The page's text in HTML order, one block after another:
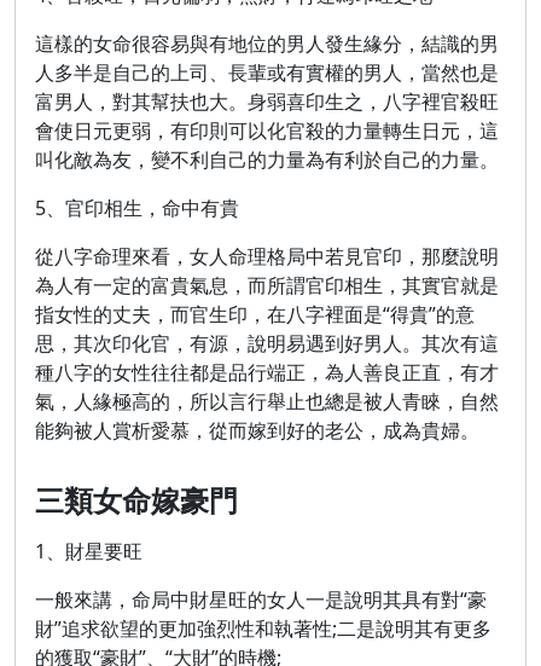
這樣的女命很容易與有地位的男人發生緣分，結識的男
人多半是自己的上司、長輩或有實權的男人，當然也是
富男人，對其幫扶也大。身弱喜印生之，八字裡官殺旺
會使日元更弱，有印則可以化官殺的力量轉生日元，這
叫化敵為友，變不利自己的力量為有利於自己的力量。
5、官印相生，命中有貴
從八字命理來看，女人命理格局中若見官印，那麼說明
為人有一定的富貴氣息，而所謂官印相生，其實官就是
指女性的丈夫，而官生印，在八字裡面是“得貴”的意
思，其次印化官，有源，說明易遇到好男人。其次有這
種八字的女性往往都是品行端正，為人善良正直，有才
氣，人緣極高的，所以言行舉止也總是被人青睞，自然
能夠被人賞析愛慕，從而嫁到好的老公，成為貴婦。
三類女命嫁豪門
1、財星要旺
一般來講，命局中財星旺的女人一是說明其具有對“豪
財”追求欲望的更加強烈性和執著性;二是說明其有更多
的獲取“豪財”、“大財”的時機;